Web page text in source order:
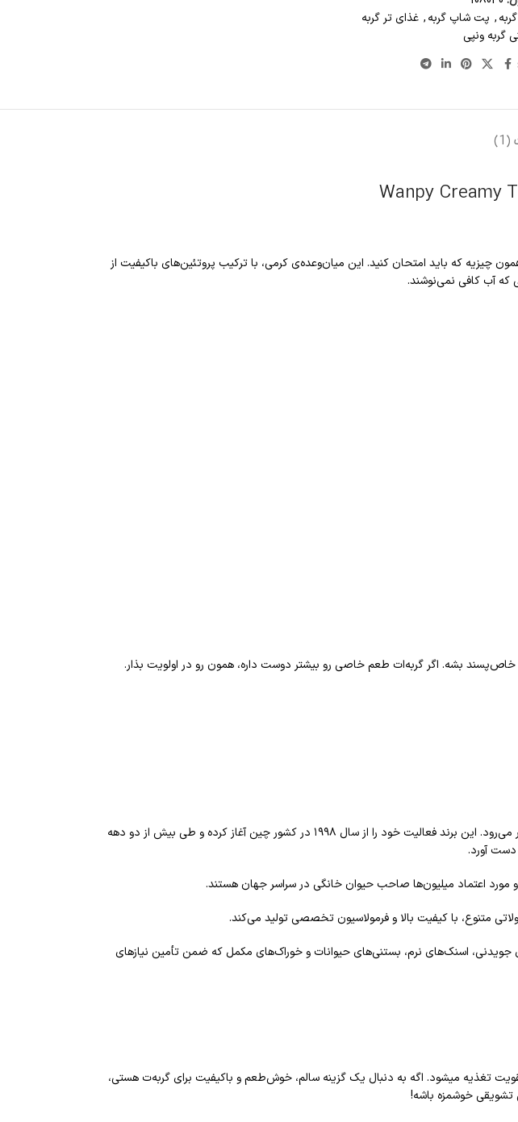
, پت شاپ گربه, غذای تر گربه
گربه ونپی
که باید امتحان کنید. این میان‌وعده‌ی کرمی، با ترکیب پروتئین‌های باکیفیت از
که آب کافی نمی‌نوشند.
بشه. اگر گربه‌ات طعم خاصی رو بیشتر دوست داره، همون رو در اولویت بذار.
ونپی (Wanpy) از جمله برندهای معتبر و شناخته‌شده در حوزه تولید محصولات تغذیه‌ای و تشویقی برای حیوانات خانگی به‌شمار می‌رود. این برند فعالیت خود را از سال ۱۹۹۸ در کشور چین آغاز کرده و طی بیش از دو دهه
دست آورد.
و مورد اعتماد میلیون‌ها صاحب حیوان خانگی در سراسر جهان هستند.
متنوع، با کیفیت بالا و فرمولاسیون تخصصی تولید می‌کند.
اسنک‌های نرم، بستنی‌های حیوانات و خوراک‌های مکمل که ضمن تأمین نیازهای
تغذیه‌ میشود. اگه به دنبال یک گزینه سالم، خوش‌طعم و باکیفیت برای گربه‌ت هستی،
تشویقی خوشمزه باشه!